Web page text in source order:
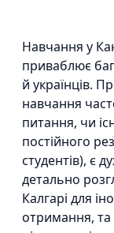
Навчання у
приваблює
й українців.
навчання
питання, чи
постійного
студентів), є
детально
Калгарі для
отримання, та